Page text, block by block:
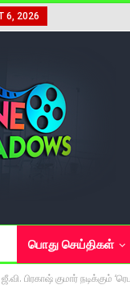
6, 2026
பொது செய்திகள்
ஜீ.வி. பிரகாஷ் குமார் நடிக்கும்